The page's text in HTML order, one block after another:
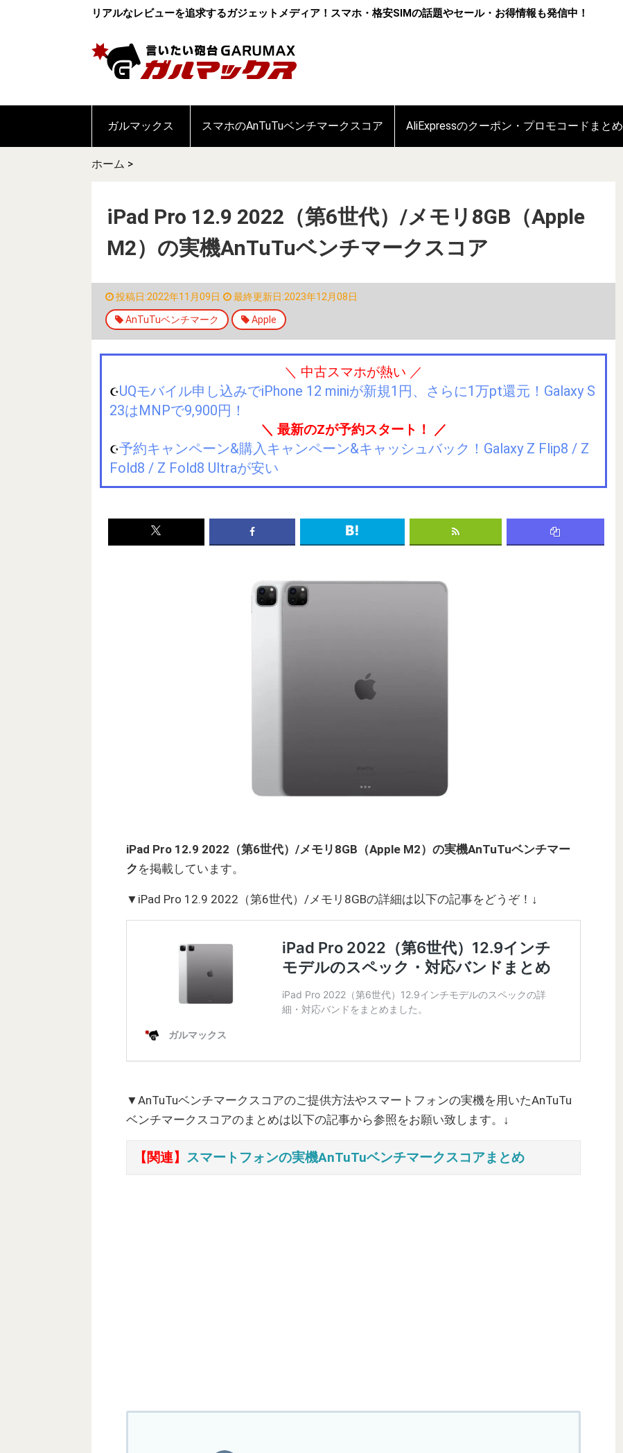
リアルなレビューを追求するガジェットメディア！スマホ・格安SIMの話題やセール・お得情報も発信中！
ガルマックス スマホのAnTuTuベンチマークスコア AliExpressのクーポン・プロモコードまとめ
ホーム >
iPad Pro 12.9 2022（第6世代）/メモリ8GB（Apple
M2）の実機AnTuTuベンチマークスコア
投稿日:2022年11月09日 最終更新日:2023年12月08日
AnTuTuベンチマーク Apple
＼ 中古スマホが熱い ／
☪️UQモバイル申し込みでiPhone 12 miniが新規1円、さらに1万pt還元！Galaxy S
23はMNPで9,900円！
＼ 最新のZが予約スタート！ ／
☪️予約キャンペーン&購入キャンペーン&キャッシュバック！Galaxy Z Flip8 / Z
Fold8 / Z Fold8 Ultraが安い
iPad Pro 12.9 2022（第6世代）/メモリ8GB（Apple M2）の実機AnTuTuベンチマー
ク を掲載しています。
▼iPad Pro 12.9 2022（第6世代）/メモリ8GBの詳細は以下の記事をどうぞ！↓
▼AnTuTuベンチマークスコアのご提供方法やスマートフォンの実機を用いたAnTuTu
ベンチマークスコアのまとめは以下の記事から参照をお願い致します。↓
【関連】 スマートフォンの実機AnTuTuベンチマークスコアまとめ